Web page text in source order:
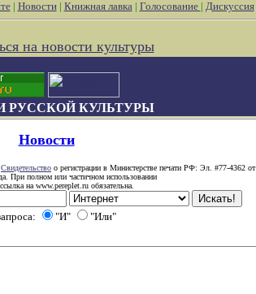
| Новости| Книжная лавка| Голосование | Дискуссия
на новости культуры
РУССКОЙ КУЛЬТУРЫ
Новости
Свидетельство о регистрации в Министерстве печати РФ: Эл. #77-4362 от
При полном или частичном использовании
на www.pereplet.ru обязательна.
"И" "Или"